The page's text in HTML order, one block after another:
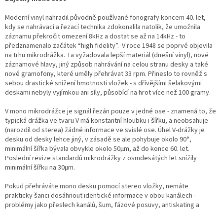
Moderní vinyl nahradil původně používané fonografy koncem 40. let,
kdy se nahrávací a řezací technika zdokonalila natolik, že umožnila
záznamu překročit omezení 8kHz a dostat se až na 14kHz - to
předznamenalo začátek “high fidelity”. V roce 1948 se poprvé objevila
na trhu mikrodrážka. Ta vyžadovala lepší materiál (dnešní vinyl), nové
záznamové hlavy, jiný způsob nahrávání na celou stranu desky a také
nové gramofony, které uměly přehrávat 33 rpm. Přineslo to rovněž s
sebou drastické snížení hmotnosti vložek - s dřívějšími šelakovými
deskami nebyly vyjímkou ani síly, působící na hrot více než 100 gramy.
V mono mikrodrážce je signál řezán pouze v jedné ose - znamená to, že
typická drážka ve tvaru V má konstantní hloubku i šířku, a neobsahuje
(narozdíl od sterea) žádné informace ve svislé ose. Úhel V-drážky je
desku od desky lehce jiný, v zásadě se ale pohybuje okolo 90°,
minimální šířka bývala obvykle okolo 50µm, až do konce 60. let.
Poslední revize standardů mikrodrážky z osmdesátých let snížily
minimální šířku na 30µm.
Pokud přehráváte mono desku pomocí stereo vložky, nemáte
prakticky šanci dosáhnout identické informace v obou kanálech -
problémy jako přeslech kanálů, šum, fázové posuvy, antiskating a